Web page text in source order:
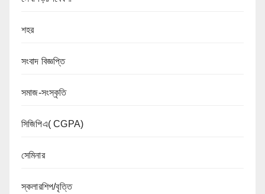
শহর
সংবাদ বিজ্ঞপ্তি
সমাজ-সংস্কৃতি
সিজিপিএ( CGPA)
সেমিনার
স্কলারশিপ/বৃত্তি